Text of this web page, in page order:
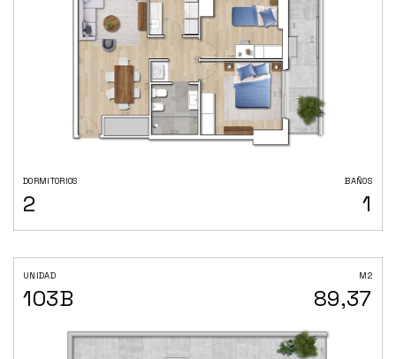
DORMITORIOS
2
BAÑOS
1
UNIDAD
103B
M2
89,37